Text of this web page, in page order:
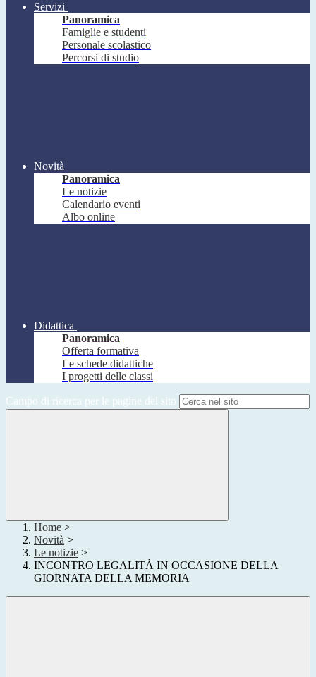
Servizi
Panoramica
Famiglie e studenti
Personale scolastico
Percorsi di studio
Novità
Panoramica
Le notizie
Calendario eventi
Albo online
Didattica
Panoramica
Offerta formativa
Le schede didattiche
I progetti delle classi
Campo di ricerca per le pagine del sito
Home >
Novità >
Le notizie >
INCONTRO LEGALITÀ IN OCCASIONE DELLA
GIORNATA DELLA MEMORIA